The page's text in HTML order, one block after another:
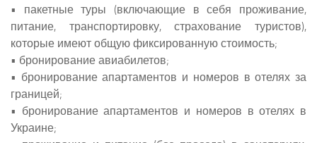
• пакетные туры (включающие в себя проживание,
питание, транспортировку, страхование туристов),
которые имеют общую фиксированную стоимость;
• бронирование авиабилетов;
• бронирование апартаментов и номеров в отелях за
границей;
• бронирование апартаментов и номеров в отелях в
Украине;